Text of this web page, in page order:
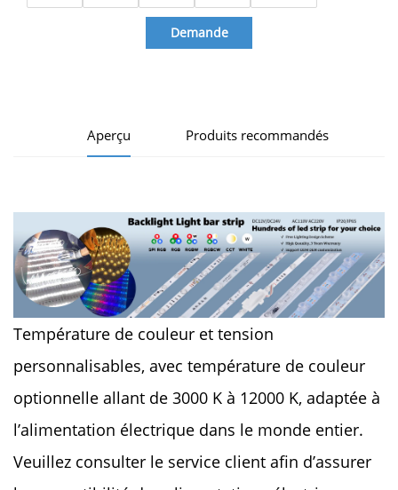
Demande
Aperçu Produits recommandés
Température de couleur et tension
personnalisables, avec température de couleur
optionnelle allant de 3000 K à 12000 K, adaptée à
l’alimentation électrique dans le monde entier.
Veuillez consulter le service client afin d’assurer